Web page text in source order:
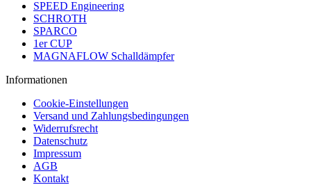
SPEED Engineering
SCHROTH
SPARCO
1er CUP
MAGNAFLOW Schalldämpfer
Informationen
Cookie-Einstellungen
Versand und Zahlungsbedingungen
Widerrufsrecht
Datenschutz
Impressum
AGB
Kontakt